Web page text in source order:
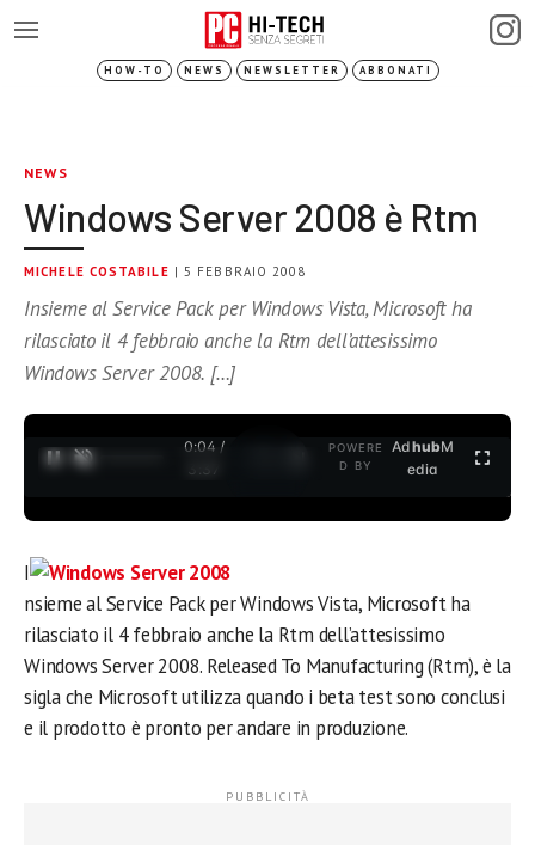
HOW-TO NEWS NEWSLETTER ABBONATI
NEWS
Windows Server 2008 è Rtm
MICHELE COSTABILE | 5 FEBBRAIO 2008
Insieme al Service Pack per Windows Vista, Microsoft ha
rilasciato il 4 febbraio anche la Rtm dell’attesissimo
Windows Server 2008. […]
0:04 /
3:37
POWERE
D BY
AdhubM
edia
I
nsieme al Service Pack per Windows Vista, Microsoft ha
rilasciato il 4 febbraio anche la Rtm dell’attesissimo
Windows Server 2008. Released To Manufacturing (Rtm), è la
sigla che Microsoft utilizza quando i beta test sono conclusi
e il prodotto è pronto per andare in produzione.